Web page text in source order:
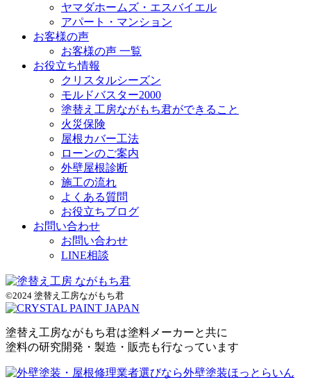
ヤマダホームズ・エスバイエル
アパート・マンション
お客様の声
お客様の声 一覧
お役立ち情報
クリスタルシーズン
モルドバスター2000
塗替え工房ながもち君ができること
火災保険
屋根カバー工法
ローンのご案内
外壁屋根診断
施工の流れ
よくある質問
お役立ちブログ
お問い合わせ
お問い合わせ
LINE相談
©2024 塗替え工房ながもち君
塗替え工房ながもち君は塗料メーカーと共に
塗料の研究開発・製造・販売も行なっています